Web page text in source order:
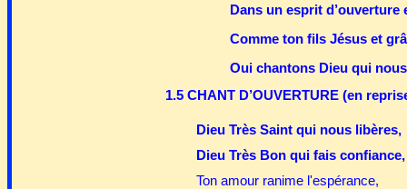
Dans un esprit d’ouverture
Comme ton fils Jésus et
Oui chantons Dieu qui
1.5 CHANT D’OUVERTURE (en
Dieu Très Saint qui nous libères,
Dieu Très Bon qui fais confiance,
Ton amour ranime l'espérance,